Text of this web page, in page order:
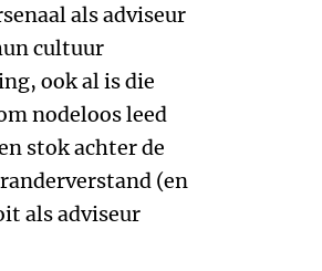
als adviseur
cultuur
ook al is die
nodeloos leed
stok achter de
(en
als adviseur